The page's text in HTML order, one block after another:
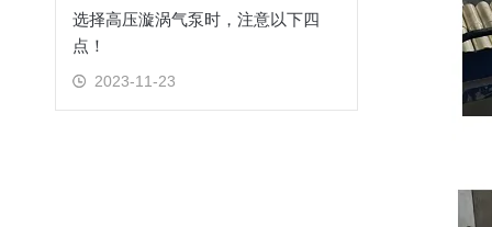
选择高压漩涡气泵时，注意以下四
点！
2023-11-23